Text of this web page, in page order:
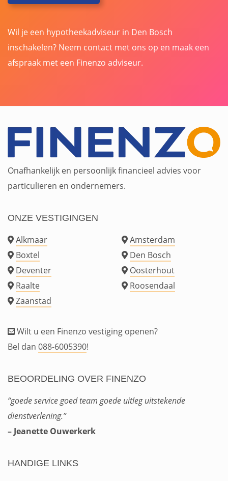
Wil je een hypotheekadviseur in Den Bosch
inschakelen? Neem contact met ons op en maak een
afspraak met een Finenzo adviseur.
Onafhankelijk en persoonlijk financieel advies voor
particulieren en ondernemers.
ONZE VESTIGINGEN
Alkmaar
Amsterdam
Boxtel
Den Bosch
Deventer
Oosterhout
Raalte
Roosendaal
Zaanstad
Wilt u een Finenzo vestiging openen?
Bel dan 088-6005390!
BEOORDELING OVER FINENZO
“goede service goed team goede uitleg uitstekende
dienstverlening.”
– Jeanette Ouwerkerk
HANDIGE LINKS